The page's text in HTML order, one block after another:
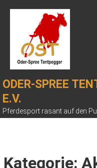
ODER-SPREE
E.V.
Pferdesport rasant auf den
Kategorie: